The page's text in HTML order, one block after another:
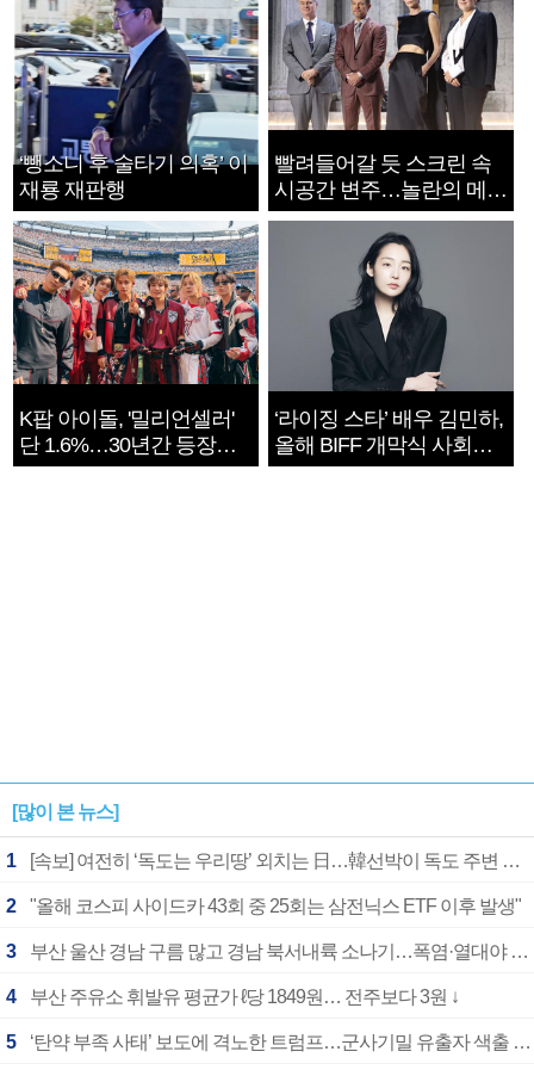
‘뺑소니 후 술타기 의혹’ 이
재룡 재판행
빨려들어갈 듯 스크린 속
시공간 변주…놀란의 메시
지는 ‘전쟁 속죄’
K팝 아이돌, '밀리언셀러'
단 1.6%…30년간 등장
1182개팀 전수조사
‘라이징 스타’ 배우 김민하,
올해 BIFF 개막식 사회자
확정
[많이 본 뉴스]
1 [속보] 여전히 ‘독도는 우리땅’ 외치는 日…韓선박이 독도 주변 해양조사 활동하자 반발
2 "올해 코스피 사이드카 43회 중 25회는 삼전닉스 ETF 이후 발생"
3 부산 울산 경남 구름 많고 경남 북서내륙 소나기…폭염·열대야 계속
4 부산 주유소 휘발유 평균가 ℓ당 1849원… 전주보다 3원 ↓
5 ‘탄약 부족 사태’ 보도에 격노한 트럼프…군사기밀 유출자 색출 지시